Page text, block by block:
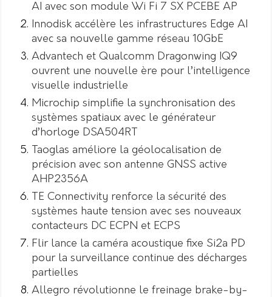
AI avec son module Wi Fi 7 SX PCEBE AP
Innodisk accélère les infrastructures Edge AI
avec sa nouvelle gamme réseau 10GbE
Advantech et Qualcomm Dragonwing IQ9
ouvrent une nouvelle ère pour l’intelligence
visuelle industrielle
Microchip simplifie la synchronisation des
systèmes spatiaux avec le générateur
d’horloge DSA504RT
Taoglas améliore la géolocalisation de
précision avec son antenne GNSS active
AHP2356A
TE Connectivity renforce la sécurité des
systèmes haute tension avec ses nouveaux
contacteurs DC ECPN et ECPS
Flir lance la caméra acoustique fixe Si2a PD
pour la surveillance continue des décharges
partielles
Allegro révolutionne le freinage brake-by-